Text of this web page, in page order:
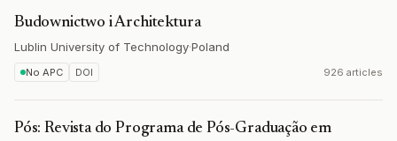
Budownictwo i Architektura
Lublin University of Technology·Poland
No APC DOI 926 articles
Pós: Revista do Programa de Pós-Graduação em